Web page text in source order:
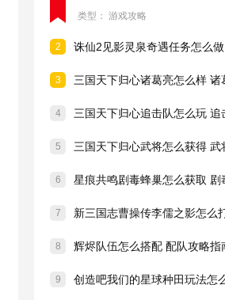
类型： 游戏攻略
2
3
4
5
6
7
8 辉烬队伍怎么搭配 配队攻略指
9